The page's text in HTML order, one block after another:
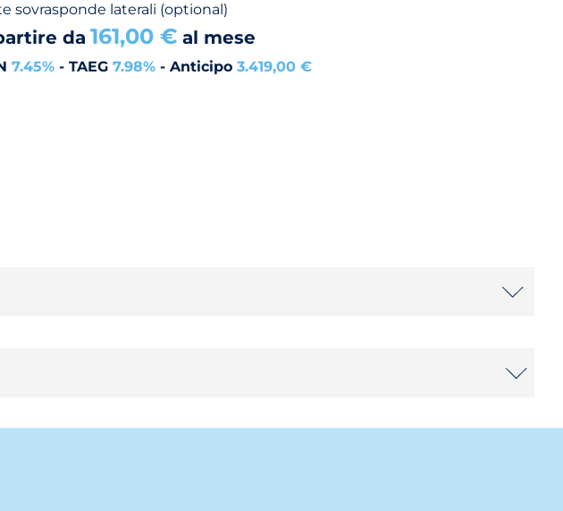
sovrasponde laterali (optional)
da 161,00 € al mese
7.45% - TAEG 7.98% - Anticipo 3.419,00 €